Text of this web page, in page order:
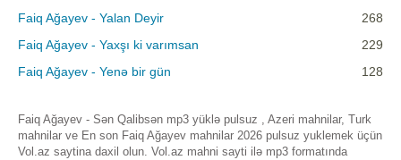
Faiq Ağayev - Yalan Deyir
268
Faiq Ağayev - Yaxşı ki varımsan
229
Faiq Ağayev - Yenə bir gün
128
Faiq Ağayev - Sən Qalibsən mp3 yüklə pulsuz , Azeri mahnilar, Turk
mahnilar ve En son Faiq Ağayev mahnilar 2026 pulsuz yuklemek üçün
Vol.az saytina daxil olun. Vol.az mahni sayti ilə mp3 formatında